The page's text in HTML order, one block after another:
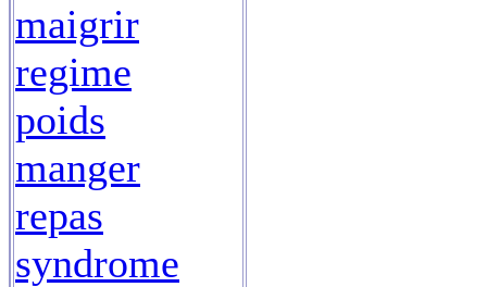
maigrir
regime
poids
manger
repas
syndrome